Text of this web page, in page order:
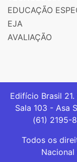
EDUCAÇÃO
EJA
AVALIAÇÃO
Edifício Brasil
Sala 103 - Asa
(61) 2195-
Todos os